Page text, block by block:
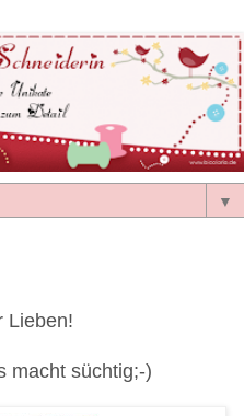
▼
Lieben!
macht süchtig;-)